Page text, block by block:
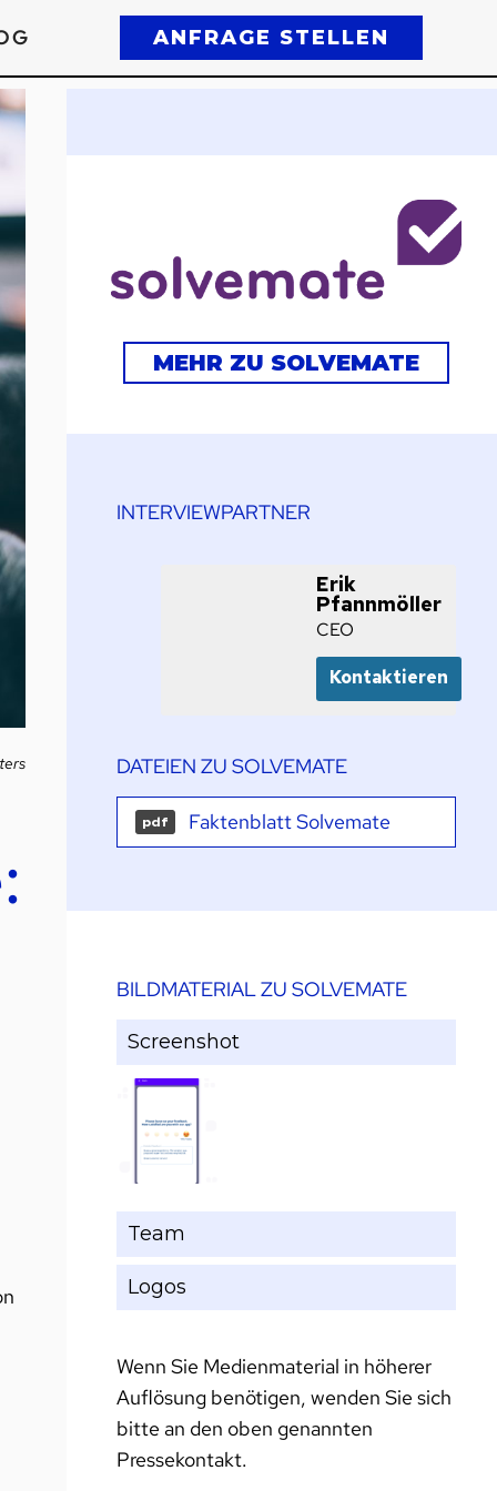
ANFRAGE STELLEN
MEHR ZU SOLVEMATE
INTERVIEWPARTNER
Erik
Pfannmöller
CEO
Kontaktieren
DATEIEN ZU SOLVEMATE
pdf Faktenblatt Solvemate
BILDMATERIAL ZU SOLVEMATE
Screenshot
Team
Logos
Wenn Sie Medienmaterial in höherer
Auflösung benötigen, wenden Sie sich
bitte an den oben genannten
Pressekontakt.